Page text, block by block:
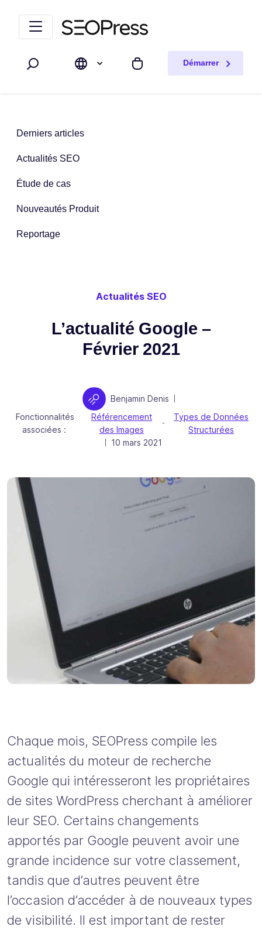
Rechercher Mon panier
Démarrer
Derniers articles
Actualités SEO
Étude de cas
Nouveautés Produit
Reportage
Actualités SEO
L’actualité Google –
Février 2021
Auteur
Benjamin Denis
Fonctionnalités
associées :
Référencement
des Images
-
Types de Données
Structurées
Publié le
10 mars 2021
Chaque mois, SEOPress compile les
actualités du moteur de recherche
Google qui intéresseront les propriétaires
de sites WordPress cherchant à améliorer
leur SEO. Certains changements
apportés par Google peuvent avoir une
grande incidence sur votre classement,
tandis que d’autres peuvent être
l’occasion d’accéder à de nouveaux types
de visibilité. Il est important de rester